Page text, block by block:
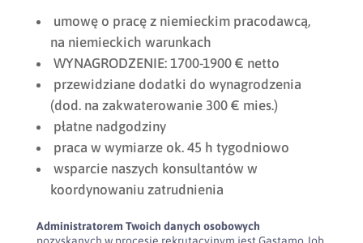
umowę o pracę z niemieckim pracodawcą,
na niemieckich warunkach
WYNAGRODZENIE: 1700-1900 € netto
przewidziane dodatki do wynagrodzenia
(dod. na zakwaterowanie 300 € mies.)
płatne nadgodziny
praca w wymiarze ok. 45 h tygodniowo
wsparcie naszych konsultantów w
koordynowaniu zatrudnienia
Administratorem Twoich danych osobowych